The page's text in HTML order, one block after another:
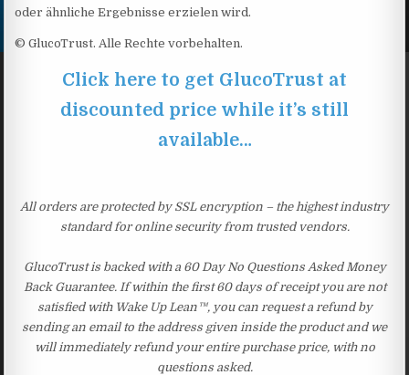
oder ähnliche Ergebnisse erzielen wird.
© GlucoTrust. Alle Rechte vorbehalten.
Click here to get GlucoTrust at
discounted price while it’s still
available…
All orders are protected by SSL encryption – the highest industry
standard for online security from trusted vendors.
GlucoTrust is backed with a 60 Day No Questions Asked Money
Back Guarantee. If within the first 60 days of receipt you are not
satisfied with Wake Up Lean™, you can request a refund by
sending an email to the address given inside the product and we
will immediately refund your entire purchase price, with no
questions asked.